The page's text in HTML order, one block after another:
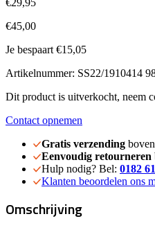
€29,95
€45,00
Je bespaart €15,05
Artikelnummer: SS22/1910414
Dit product is uitverkocht, neem
Contact opnemen
Gratis verzending
Eenvoudig retourneren
Hulp nodig? Bel: 0182
Klanten beoordelen ons
Omschrijving